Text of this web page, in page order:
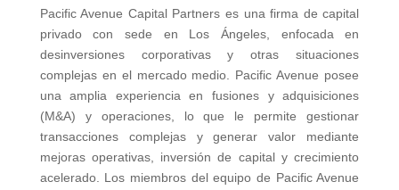
Pacific Avenue Capital Partners es una firma de capital
privado con sede en Los Ángeles, enfocada en
desinversiones corporativas y otras situaciones
complejas en el mercado medio. Pacific Avenue posee
una amplia experiencia en fusiones y adquisiciones
(M&A) y operaciones, lo que le permite gestionar
transacciones complejas y generar valor mediante
mejoras operativas, inversión de capital y crecimiento
acelerado. Los miembros del equipo de Pacific Avenue